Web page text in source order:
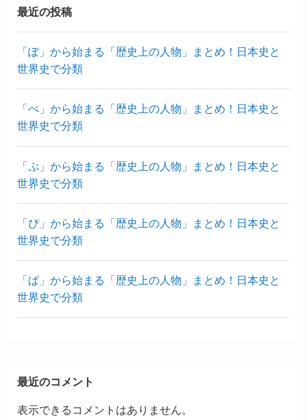
最近の投稿
「ぽ」から始まる「歴史上の人物」まとめ！日本史と
世界史で分類
「ぺ」から始まる「歴史上の人物」まとめ！日本史と
世界史で分類
「ぷ」から始まる「歴史上の人物」まとめ！日本史と
世界史で分類
「ぴ」から始まる「歴史上の人物」まとめ！日本史と
世界史で分類
「ぱ」から始まる「歴史上の人物」まとめ！日本史と
世界史で分類
最近のコメント
表示できるコメントはありません。